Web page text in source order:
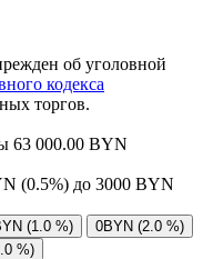
об уголовной
кодекса
торгов.
63 000.00 BYN
(0.5%) до 3000 BYN
(1.0 %)
0BYN (2.0 %)
%)